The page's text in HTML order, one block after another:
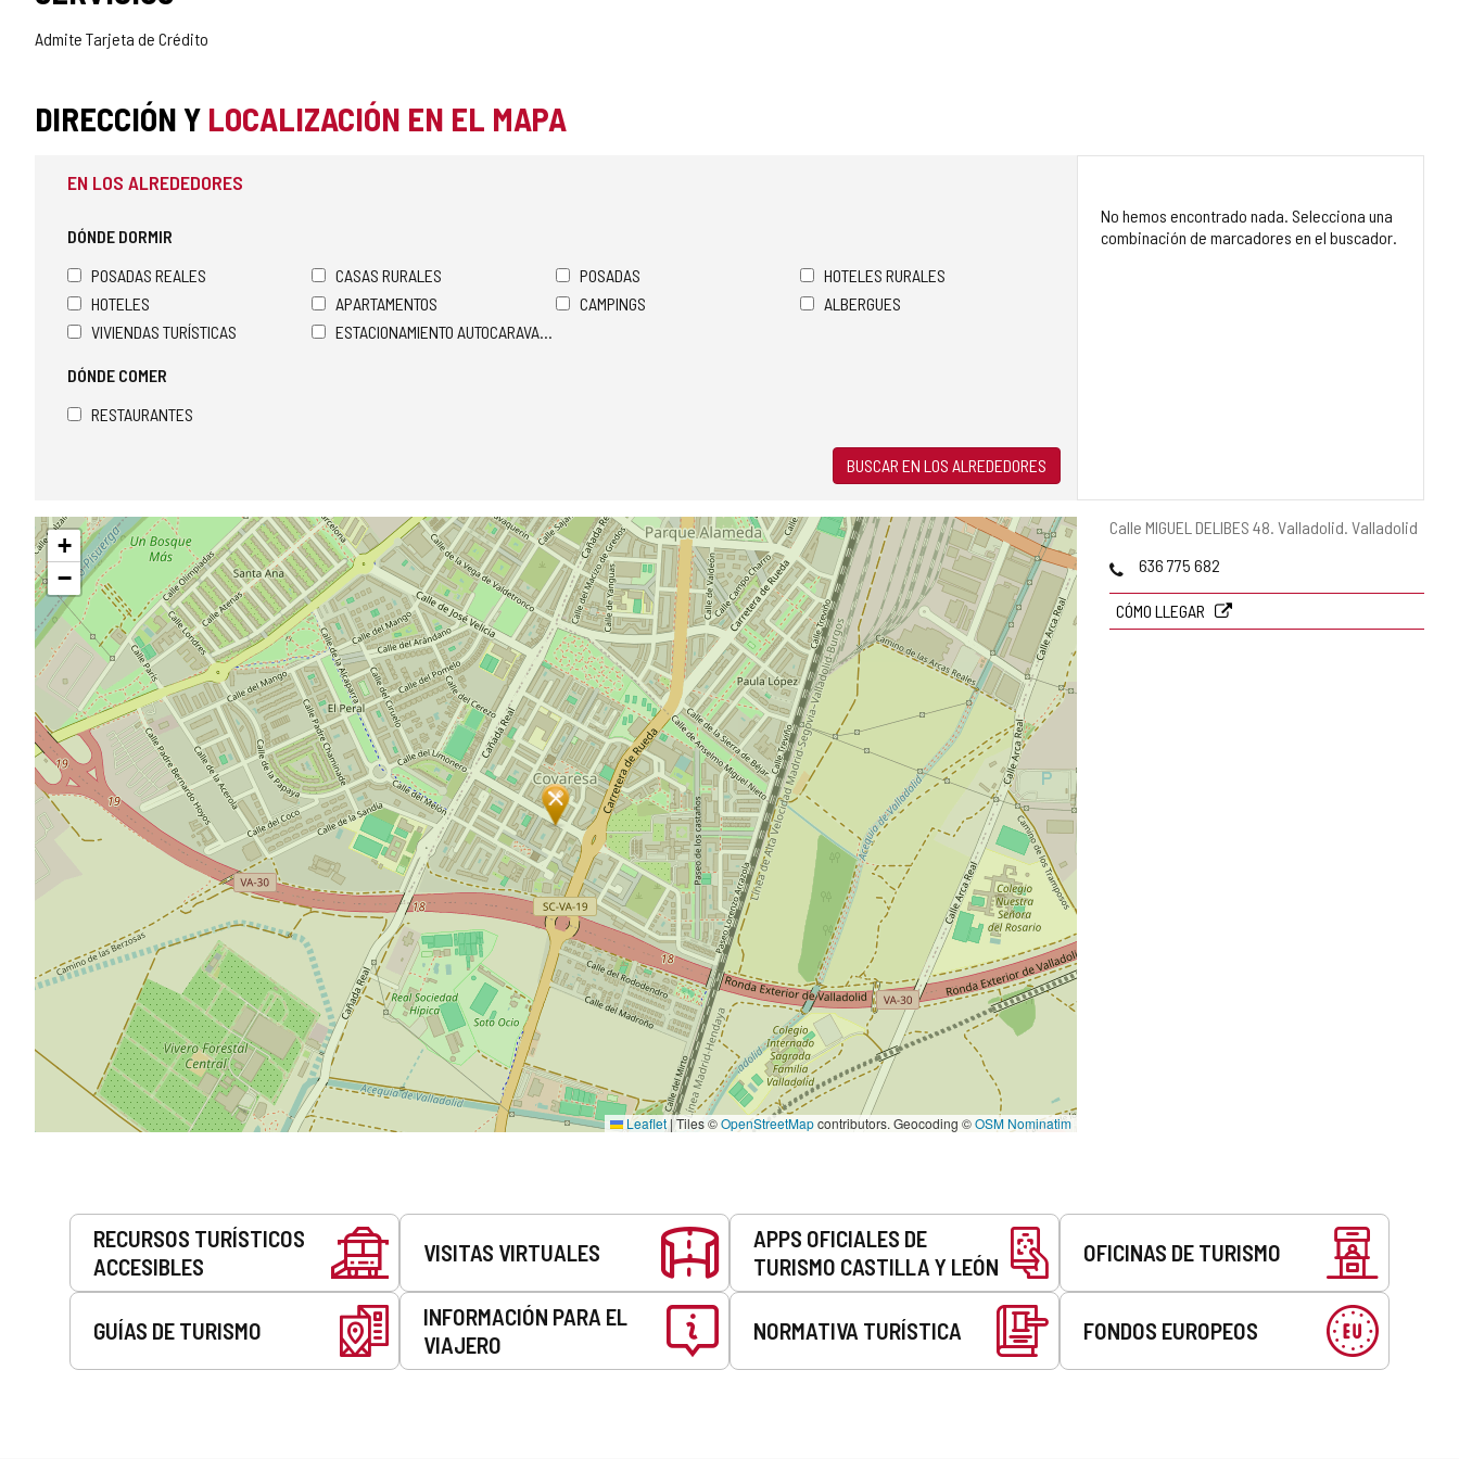
Admite Tarjeta de Crédito
DIRECCIÓN Y LOCALIZACIÓN EN EL MAPA
Dirección
Calle MIGUEL DELIBES 48. Valladolid. Valladolid
Teléfonos
636 775 682
CÓMO LLEGAR
EN LOS ALREDEDORES
DÓNDE DORMIR
POSADAS REALES
CASAS RURALES POSADAS
HOTELES RURALES
HOTELES
APARTAMENTOS CAMPINGS
ALBERGUES
VIVIENDAS TURÍSTICAS
ESTACIONAMIENTO AUTOCARAVANAS
DÓNDE COMER
RESTAURANTES
BUSCAR EN LOS ALREDEDORES
No hemos encontrado nada. Selecciona una
combinación de marcadores en el buscador.
Saltar
mapa
+
−
Leaflet | Tiles ©OpenStreetMapcontributors. Geocoding ©OSM Nominatim
Servicios
RECURSOS TURÍSTICOS
ACCESIBLES
VISITAS VIRTUALES
APPS OFICIALES DE
TURISMO CASTILLA Y LEÓN
OFICINAS DE TURISMO
GUÍAS DE TURISMO
INFORMACIÓN PARA EL
VIAJERO
NORMATIVA TURÍSTICA FONDOS EUROPEOS